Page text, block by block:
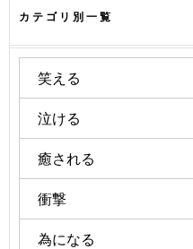
カテゴリ別一覧
笑える
泣ける
癒される
衝撃
為になる